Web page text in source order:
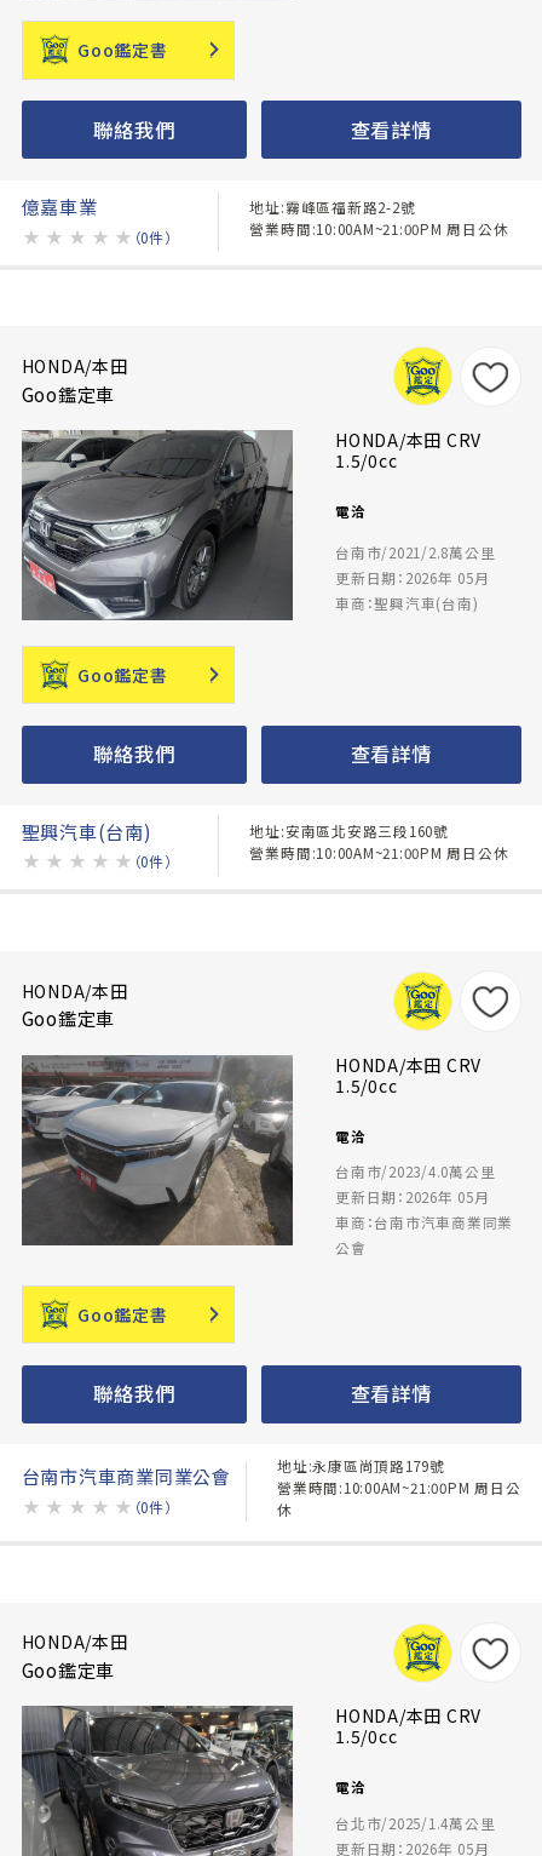
Goo鑑定書
聯絡我們 查看詳情
億嘉車業
★ ★ ★ ★ ★ （0件）
地址:霧峰區福新路2-2號
營業時間:10:00AM~21:00PM 周日公休
HONDA/本田
Goo鑑定車
HONDA/本田 CRV
1.5/0cc
電洽
台南市/2021/2.8萬公里
更新日期：2026年 05月
車商：聖興汽車(台南)
Goo鑑定書
聯絡我們 查看詳情
聖興汽車(台南)
★ ★ ★ ★ ★ （0件）
地址:安南區北安路三段160號
營業時間:10:00AM~21:00PM 周日公休
HONDA/本田
Goo鑑定車
HONDA/本田 CRV
1.5/0cc
電洽
台南市/2023/4.0萬公里
更新日期：2026年 05月
車商：台南市汽車商業同業
公會
Goo鑑定書
聯絡我們 查看詳情
台南市汽車商業同業公會
★ ★ ★ ★ ★ （0件）
地址:永康區尚頂路179號
營業時間:10:00AM~21:00PM 周日公
休
HONDA/本田
Goo鑑定車
HONDA/本田 CRV
1.5/0cc
電洽
台北市/2025/1.4萬公里
更新日期：2026年 05月